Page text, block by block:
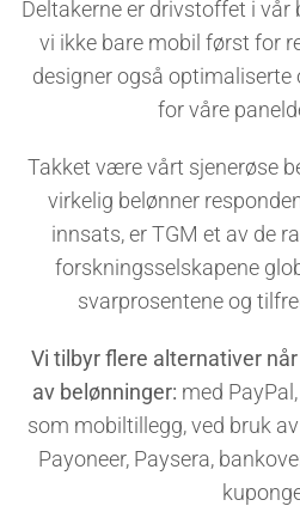
Deltakerne er drivstoffet i vår
vi ikke bare mobil først for
designer også
for våre
Takket være vårt sjenerøse
virkelig belønner
innsats, er TGM et av de
forskningsselskapene
svarprosentene og
Vi tilbyr flere alternativer
av belønninger: med
som mobiltillegg, ved bruk
Payoneer, Paysera,